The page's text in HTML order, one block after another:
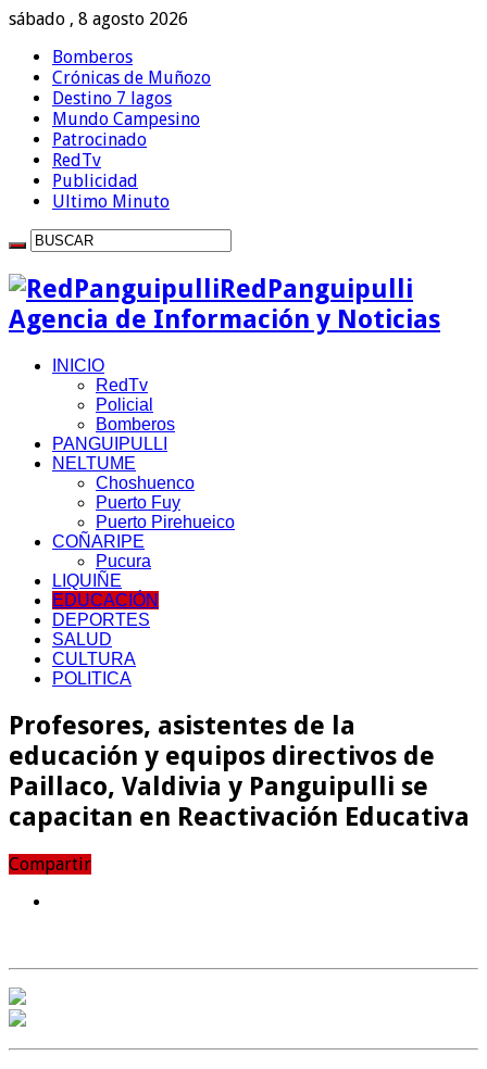
sábado , 8 agosto 2026
Bomberos
Crónicas de Muñozo
Destino 7 lagos
Mundo Campesino
Patrocinado
RedTv
Publicidad
Ultimo Minuto
RedPanguipulli
Agencia de Información y Noticias
INICIO
RedTv
Policial
Bomberos
PANGUIPULLI
NELTUME
Choshuenco
Puerto Fuy
Puerto Pirehueico
COÑARIPE
Pucura
LIQUIÑE
EDUCACIÓN
DEPORTES
SALUD
CULTURA
POLITICA
Profesores, asistentes de la
educación y equipos directivos de
Paillaco, Valdivia y Panguipulli se
capacitan en Reactivación Educativa
Compartir